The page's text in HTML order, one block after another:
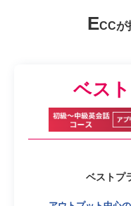
ECCが
ベス
ベストプ